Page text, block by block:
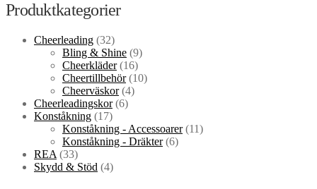
Produktkategorier
Cheerleading (32)
Bling & Shine (9)
Cheerkläder (16)
Cheertillbehör (10)
Cheerväskor (4)
Cheerleadingskor (6)
Konståkning (17)
Konståkning - Accessoarer (11)
Konståkning - Dräkter (6)
REA (33)
Skydd & Stöd (4)